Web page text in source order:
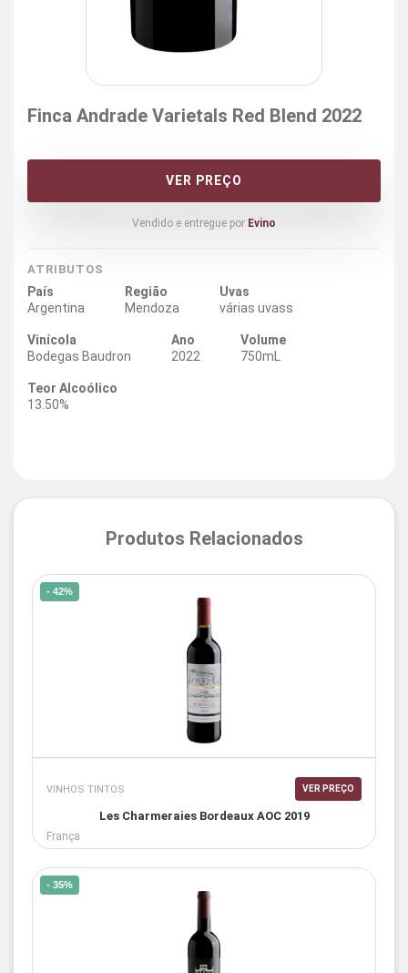
Finca Andrade Varietals Red Blend 2022
VER PREÇO
Vendido e entregue por Evino
ATRIBUTOS
País
Argentina
Região
Mendoza
Uvas
várias uvass
Vinícola
Bodegas Baudron
Ano
2022
Volume
750mL
Teor Alcoólico
13.50%
Produtos Relacionados
- 42%
VINHOS TINTOS VER PREÇO
Les Charmeraies Bordeaux AOC 2019
França
- 35%